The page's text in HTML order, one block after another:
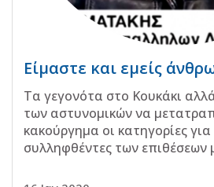
Είμαστε και εμείς
Τα γεγονότα στο Κουκάκι
των αστυνομικών να
κακούργημα οι κατηγορίες
συλληφθέντες των επιθέσεων